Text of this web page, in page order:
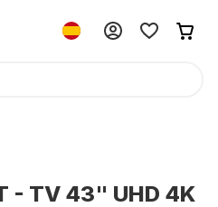
- TV 43" UHD 4K